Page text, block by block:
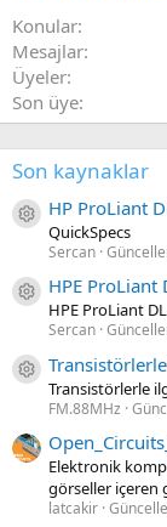
Konular
Mesajlar
Üyeler
Son üye
Son kaynaklar
Kaynak ikon/
HP ProLiant
QuickSpecs
Sercan
Kaynak ikon/
HPE ProLiant
HPE ProLiant
Sercan
Kaynak ikon/
Transistörlerle
FM.88MHz
Elektronik
görseller içeren
latcakir